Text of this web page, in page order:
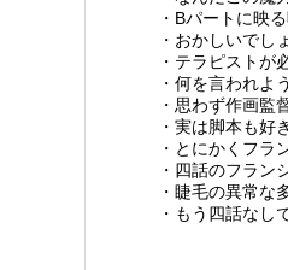
・Bパートに映
・おかしいでし
・テラピストが
・何を言われよ
・思わず作画監
・実は脚本も好
・とにかくフラ
・四話のフラン
・睫毛の異常な
・もう四話なし